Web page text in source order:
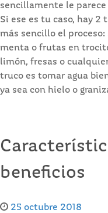
sencillamente le
Si ese es tu caso, hay 2
más sencillo el proceso:
menta o frutas en
limón, fresas o
truco es tomar agua
ya sea con hielo o
beneficios
25 octubre 2018